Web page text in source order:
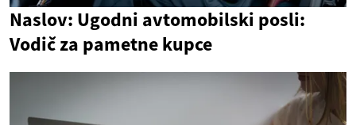
Naslov: Ugodni avtomobilski posli:
Vodič za pametne kupce